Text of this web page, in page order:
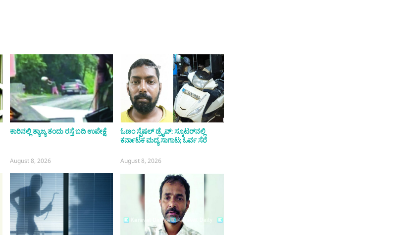
ಕಾರಿನಲ್ಲಿ ತ್ಯಾಜ್ಯ ತಂದು ರಸ್ತೆ ಬದಿ ಉಪೇಕ್ಷೆ
August 8, 2026
ಓಣಂ ಸ್ಪೆಷಲ್ ಡ್ರೈವ್: ಸ್ಕೂಟರ್‌ನಲ್ಲಿ
ಕರ್ನಾಟಕ ಮದ್ಯ ಸಾಗಾಟ; ಓರ್ವ ಸೆರೆ
August 8, 2026